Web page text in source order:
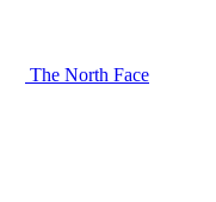
The North Face